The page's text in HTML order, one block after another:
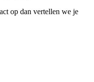
op dan vertellen we je